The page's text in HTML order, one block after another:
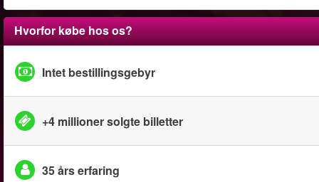
Hvorfor købe hos os?
Intet bestillingsgebyr
+4 millioner solgte billetter
35 års erfaring